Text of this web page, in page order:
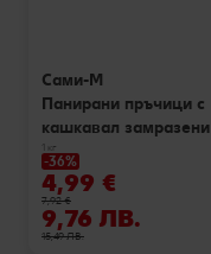
Сами-М
Панирани пръчици с
кашкавал замразени
1 кг
-36%
4,99 €
7,92 €
9,76 ЛВ.
15,49 ЛВ.